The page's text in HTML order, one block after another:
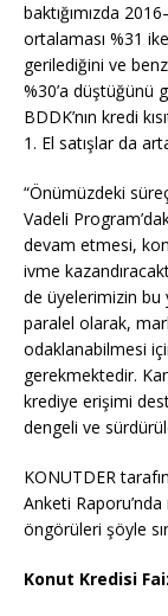
baktığımızda
ortalaması %31
gerilediğini ve
%30’a düştüğünü
BDDK’nın kredi
1. El satışlar da
“Önümüzdeki
Vadeli
devam etmesi,
ivme
de üyelerimizin
paralel olarak,
odaklanabilmesi
gerekmektedir.
krediye erişimi
dengeli ve
KONUTDER
Anketi
öngörüleri şöyle
Konut Kredisi